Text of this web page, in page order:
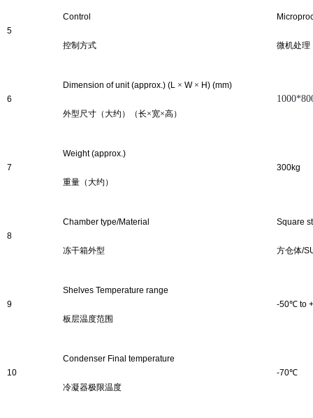
5
Control
控制方式 微机处理
6
Dimension of unit (approx.) (L × W × H) (mm)
外型尺寸（大约）（长×宽×高）
7
Weight (approx.)
重量（大约）
300kg
8
Chamber type/Material
冻干箱外型
Square
方仓体/
9
Shelves Temperature range
板层温度范围
-50℃ to +
10
Condenser Final temperature
冷凝器极限温度
-70℃